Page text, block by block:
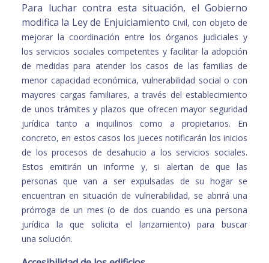
Para luchar contra esta situación, el Gobierno
modifica la Ley de Enjuiciamiento Civil, con objeto de
mejorar la coordinación entre los órganos judiciales y
los servicios sociales competentes y facilitar la adopción
de medidas para atender los casos de las familias de
menor capacidad económica, vulnerabilidad socialo con
mayores cargas familiares, a través del establecimiento
de unos trámitesy plazos que ofrecen mayor seguridad
jurídica tanto a inquilinos como a propietarios. En
concreto, en estos casos los jueces notificarán los inicios
de los procesos de desahucio a los servicios sociales.
Estos emitirán un informe y, si alertan deque las
personas que van a ser expulsadas de su hogar se
encuentran en situación de vulnerabilidad, se abrirá una
prórroga de un mes (o de dos cuando es una persona
jurídica la que solicita el lanzamiento) para buscar
una solución.